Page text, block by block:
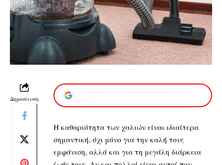
Δημοσίευση
Η καθαριότητα των χαλιών είναι ιδιαίτερα
σημαντική, όχι μόνο για την καλή τους
εμφάνιση, αλλά και για τη μεγάλη διάρκεια